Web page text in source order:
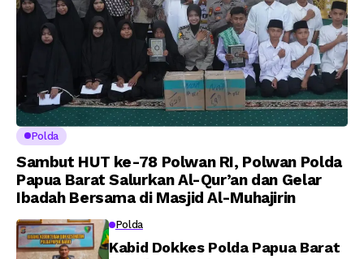
Polda
Sambut HUT ke-78 Polwan RI, Polwan Polda
Papua Barat Salurkan Al-Qur’an dan Gelar
Ibadah Bersama di Masjid Al-Muhajirin
Polda
Kabid Dokkes Polda Papua Barat